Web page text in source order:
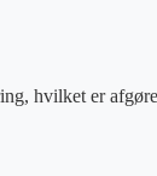
hvilket er